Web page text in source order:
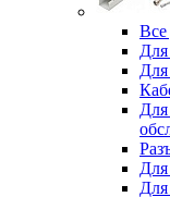
Все
Для
Для